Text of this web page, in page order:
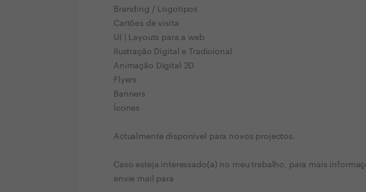
Branding / Logotipos
Cartões de visita
UI | Layouts para a web
Ilustração Digital e Tradicional
Animação Digital 2D
Flyers
Banners
Ícones
Actualmente disponível para novos projectos.
Caso esteja interessado(a) no meu trabalho, para mais
envie mail para